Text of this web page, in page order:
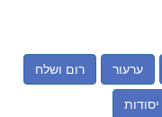
ערעור רום ושלח
יסודות